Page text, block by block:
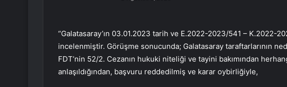
“Galatasaray’ın 03.01.2023 tarih ve E.2022-2023/541 – K.2022-
incelenmiştir. Görüşme sonucunda; Galatasaray taraftarlarının
FDT’nin 52/2. Cezanın hukuki niteliği ve tayini bakımından
anlaşıldığından, başvuru reddedilmiş ve karar oybirliğiyle,